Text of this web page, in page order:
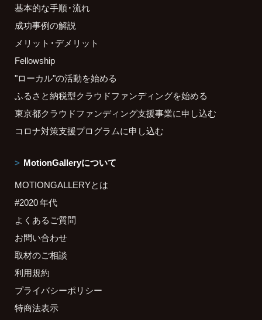
基本的な手順・流れ
成功事例の解説
メリット・デメリット
Fellowship
"ローカル"の活動を始める
ふるさと納税型クラウドファンディングを始める
東京都クラウドファンディング支援事業に申し込む
コロナ対策支援プログラムに申し込む
MotionGalleryについて
MOTIONGALLERYとは
#2020 年代
よくあるご質問
お問い合わせ
取材のご相談
利用規約
プライバシーポリシー
特商法表示